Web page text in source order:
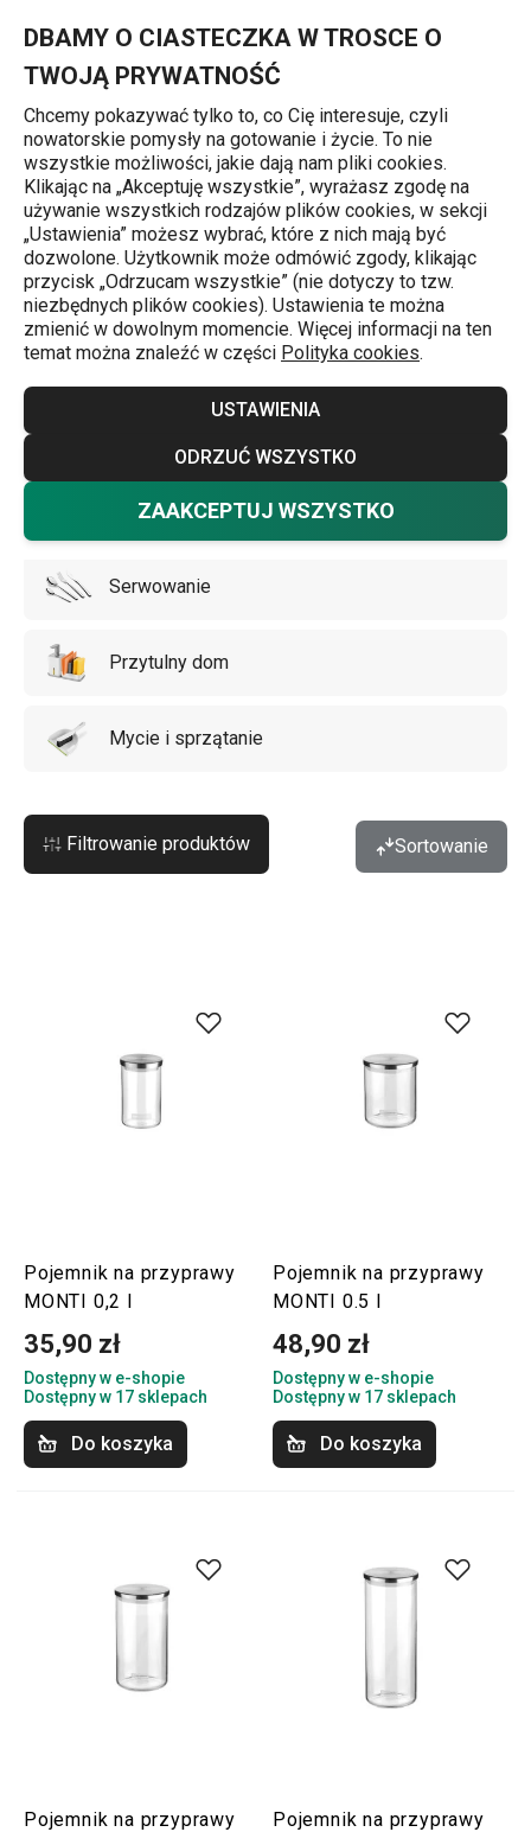
DBAMY O CIASTECZKA W TROSCE O
TWOJĄ PRYWATNOŚĆ
Chcemy pokazywać tylko to, co Cię interesuje, czyli
nowatorskie pomysły na gotowanie i życie. To nie
wszystkie możliwości, jakie dają nam pliki cookies.
Klikając na „Akceptuję wszystkie”, wyrażasz zgodę na
używanie wszystkich rodzajów plików cookies, w sekcji
„Ustawienia” możesz wybrać, które z nich mają być
dozwolone. Użytkownik może odmówić zgody, klikając
przycisk „Odrzucam wszystkie” (nie dotyczy to tzw.
niezbędnych plików cookies). Ustawienia te można
zmienić w dowolnym momencie. Więcej informacji na ten
temat można znaleźć w części Polityka cookies.
USTAWIENIA
ODRZUĆ WSZYSTKO
ZAAKCEPTUJ WSZYSTKO
Przegląd linii produktowych
MONTI
Zrób w kuchniporządek! Linia produktowa MONTI
przedtsawia uniwersalnysystem relingówdo każdej
kuchni. Podstawę systemu tworzy metalowy reling, do
którego można dołączyć inne metalowe elementy do
zawieszania i umieścić je na relingu. System relingów jest
idealny dla wszystkich, którzy lubią mieć
akcesoria do
i przybory stale w zasięgu ręki.
Produkty z tej linii można znaleźć w
następujących kategoriach
Serwowanie
Przytulny dom
Mycie i sprzątanie
Filtrowanie produktów Sortowanie
Pojemnik na przyprawy
MONTI 0,2 l
35,90 zł
Dostępny w e-shopie
Dostępny w 17 sklepach
Do koszyka
Pojemnik na przyprawy
MONTI 0.5 l
48,90 zł
Dostępny w e-shopie
Dostępny w 17 sklepach
Do koszyka
Pojemnik na przyprawy
Pojemnik na przyprawy